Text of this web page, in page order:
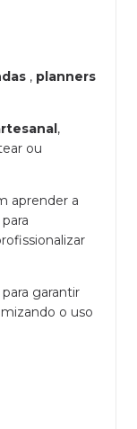
, planners
,
ou
aprender a
garantir
o uso